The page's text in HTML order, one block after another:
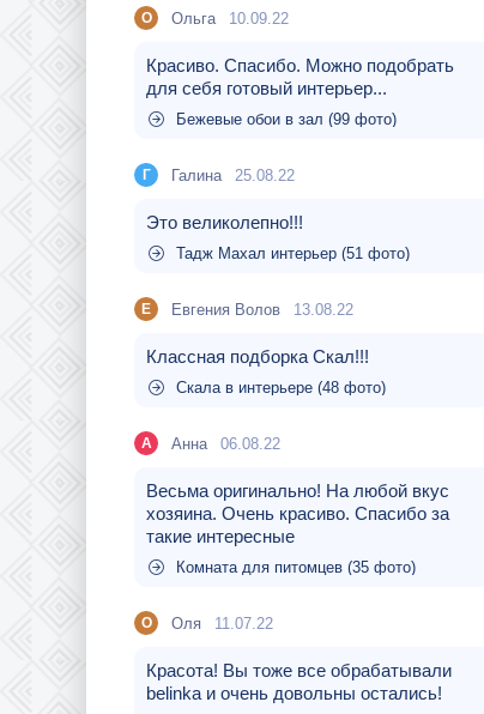
О Ольга 10.09.22
Красиво. Спасибо. Можно подобрать
для себя готовый интерьер...
Бежевые обои в зал (99 фото)
Г Галина 25.08.22
Это великолепно!!!
Тадж Махал интерьер (51 фото)
Е Евгения Волов 13.08.22
Классная подборка Скал!!!
Скала в интерьере (48 фото)
A Aнна 06.08.22
Весьма оригинально! На любой вкус
хозяина. Очень красиво. Спасибо за
такие интересные
Комната для питомцев (35 фото)
О Оля 11.07.22
Красота! Вы тоже все обрабатывали
belinka и очень довольны остались!